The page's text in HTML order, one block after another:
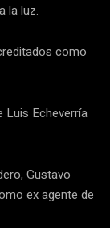
la luz.
como
Luis Echeverría
Gustavo
ex agente de